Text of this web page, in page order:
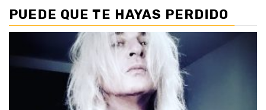
PUEDE QUE TE HAYAS PERDIDO